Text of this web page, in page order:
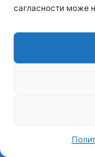
сагласности може